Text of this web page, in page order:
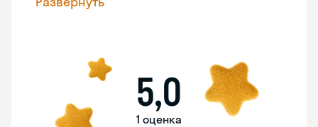
5,0
1 оценка